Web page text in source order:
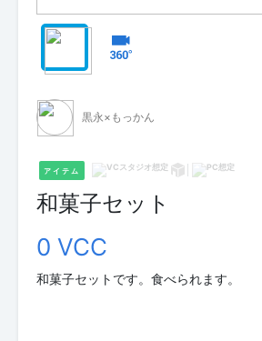
黒永×もっかん
アイテム
和菓子セット
0 VCC
和菓子セットです。食べられます。